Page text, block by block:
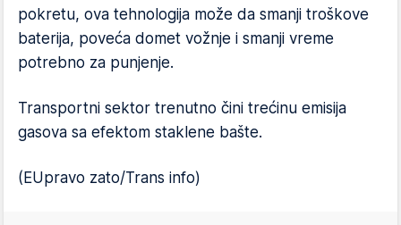
pokretu, ova tehnologija može da smanji troškove
baterija, poveća domet vožnje i smanji vreme
potrebno za punjenje.
Transportni sektor trenutno čini trećinu emisija
gasova sa efektom staklene bašte.
(EUpravo zato/Trans info)